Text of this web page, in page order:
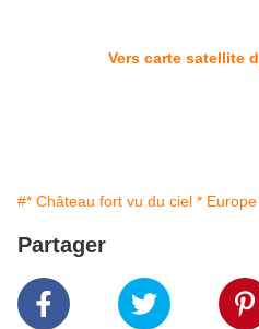
Vers carte satellite
#* Château fort vu du ciel * Europe
Partager